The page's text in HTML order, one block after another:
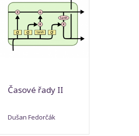
Časové řady II
Dušan Fedorčák